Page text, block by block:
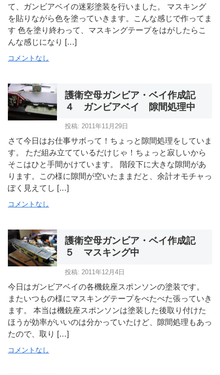
て、ガンビアベイの迷彩塗装を行いました。 マスキング
を貼りながら色を塗っていきます。こんな感じで作ってま
す 色を塗り終わって、マスキングテープをはがしたらこ
んな感じになり […]
コメントなし
護衛空母ガンビア・ベイ作成記
４ ガンビアベイ 隙間処理中
投稿: 2011年11月29日
さて今日はお仕事サボって！ちょっと隙間処理をしていま
す。 ただ組み立てているだけじゃ！ちょっと寂しいから
そこはひと手間かけています。 階段下に大きな隙間があ
ります。この様に隙間が空いたままだと、余計オモチャっ
ぽく見えてし […]
コメントなし
護衛空母ガンビア・ベイ作成記
５ マスキング中
投稿: 2011年12月4日
今日はガンビアベイの各機銃座スポンソンの塗装です。
またいつもの様にマスキングテープをべたべた張っていき
ます。 本当は機銃座スポンソンは塗装した後取り付けた
ほうが効率がいいのは分かっていたけど、隙間処理もあっ
たので、取り […]
コメントなし